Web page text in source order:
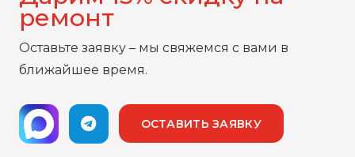
ремонт
Оставьте заявку – мы свяжемся с вами в
ближайшее время.
ОСТАВИТЬ ЗАЯВКУ